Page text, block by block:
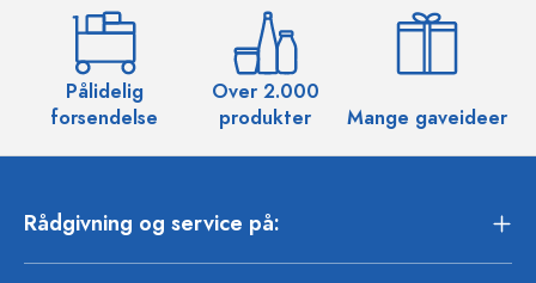
Pålidelig
forsendelse
Over 2.000
produkter
Mange gaveideer
Rådgivning og service på: